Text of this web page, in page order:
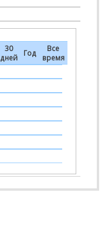
30
дней
Год
Все
время